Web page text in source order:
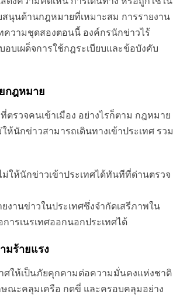
นุนด้านกฎหมายที่เหมาะสม การรายงาน
วามชุดสองตอนนี้ องค์กรนักข่าวไร้
บเผด็จการใช้กฎระเบียบและข้อบังคับ
กฎหมาย
วจคนเข้าเมือง อย่างไรก็ตาม กฎหมาย
นักข่าวสามารถเดินทางเข้าประเทศ รวม
ให้นักข่าวเข้าประเทศได้ทันทีที่ด่านตรวจ
งานข่าวในประเทศซึ่งจำกัดเสรีภาพใน
ารเนรเทศออกนอกประเทศได้
มร้ายแรง
ศให้เป็นภัยคุกคามต่อความมั่นคงแห่งชาติ
ณะคลุมเครือ กดขี่ และครอบคลุมอย่าง